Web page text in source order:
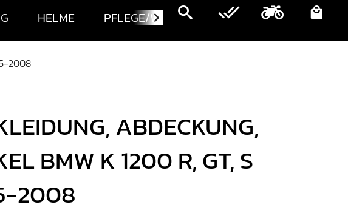
HELME PFLEGE/WARTUNG MOTORRÄDER
2008
ABDECKUNG,
BMW K 1200 R, GT, S
2008